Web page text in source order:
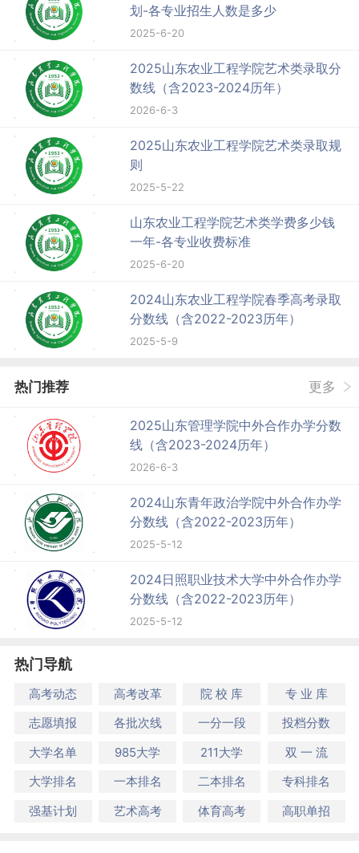
划-各专业招生人数是多少
2025-6-20
2025山东农业工程学院艺术类录取分
数线（含2023-2024历年）
2026-6-3
2025山东农业工程学院艺术类录取规
则
2025-5-22
山东农业工程学院艺术类学费多少钱
一年-各专业收费标准
2025-6-20
2024山东农业工程学院春季高考录取
分数线（含2022-2023历年）
2025-5-9
热门推荐 更多
2025山东管理学院中外合作办学分数
线（含2023-2024历年）
2026-6-3
2024山东青年政治学院中外合作办学
分数线（含2022-2023历年）
2025-5-12
2024日照职业技术大学中外合作办学
分数线（含2022-2023历年）
2025-5-12
热门导航
高考动态 高考改革 院 校 库
专 业 库
志愿填报
各批次线 一分一段
投档分数
大学名单
985大学 211大学
双 一 流
大学排名
一本排名 二本排名
专科排名
强基计划
艺术高考 体育高考 高职单招